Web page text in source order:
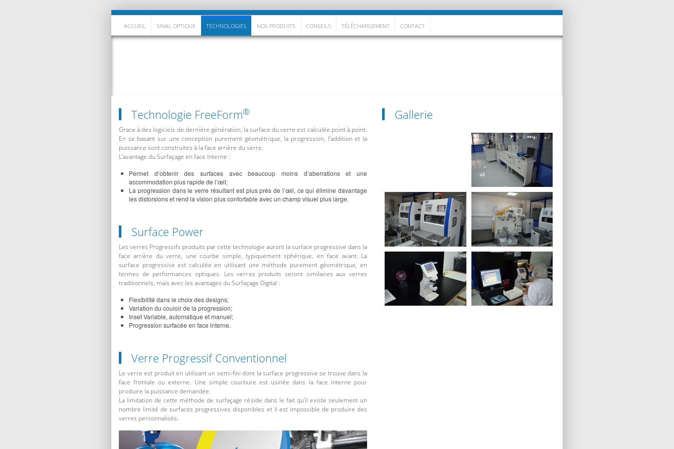
ACCUEIL SINAL OPTIQUE TECHNOLOGIES NOS PRODUITS CONSEILS TÉLÉCHARGEMENT CONTACT
Technologie FreeForm®
Grace à des logiciels de dernière génération, la surface du verre est calculée point à point.
En se basant sur une conception purement géométrique, la progression, l’addition et la
puissance sont construites à la face arrière du verre.
L’avantage du Surfaçage en face Interne :
Permet d’obtenir des surfaces avec beaucoup moins d’aberrations et une
accommodation plus rapide de l’œil;
La progression dans le verre résultant est plus prés de l’œil, ce qui élimine davantage
les distorsions et rend la vision plus confortable avec un champ visuel plus large.
Surface Power
Les verres Progressifs produits par cette technologie auront la surface progressive dans la
face arrière du verre, une courbe simple, typiquement sphérique, en face avant. La
surface progressive est calculée en utilisant une méthode purement géométrique, en
termes de performances optiques. Les verres produits seront similaires aux verres
traditionnels, mais avec les avantages du Surfaçage Digital :
Flexibilité dans le choix des designs;
Variation du couloir de la progression;
Inset Variable, automatique et manuel;
Progression surfacée en face interne.
Verre Progressif Conventionnel
Le verre est produit en utilisant un semi-fini dont la surface progressive se trouve dans la
face frontale ou externe. Une simple courbure est usinée dans la face interne pour
produire la puissance demandée.
La limitation de cette méthode de surfaçage réside dans le fait qu’il existe seulement un
nombre limité de surfaces progressives disponibles et il est impossible de produire des
verres personnalisés.
Gallerie